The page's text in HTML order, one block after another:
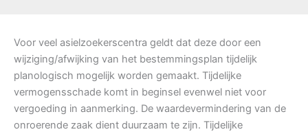
Voor veel asielzoekerscentra geldt dat deze door een
wijziging/afwijking van het bestemmingsplan tijdelijk
planologisch mogelijk worden gemaakt. Tijdelijke
vermogensschade komt in beginsel evenwel niet voor
vergoeding in aanmerking. De waardevermindering van de
onroerende zaak dient duurzaam te zijn. Tijdelijke